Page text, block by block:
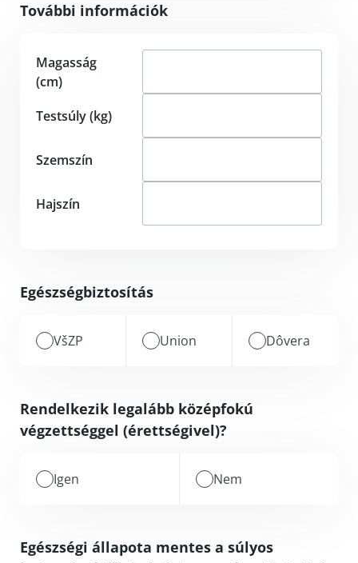
További információk
Magasság
(cm)
Testsúly (kg)
Szemszín
Hajszín
Egészségbiztosítás
VšZP Union Dôvera
Rendelkezik legalább középfokú
végzettséggel (érettségivel)?
Igen Nem
Egészségi állapota mentes a súlyos